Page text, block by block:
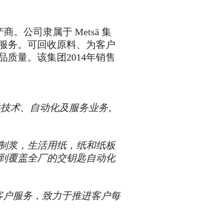
商。公司隶属于 Metsä集
务。可回收原料、为客户
质量。该集团2014年销售
术、自动化及服务业务。
浆，生活用纸，纸和纸板
覆盖全厂的交钥匙自动化
服务，致力于推进客户每